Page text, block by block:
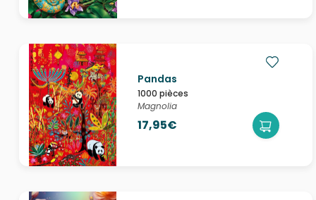
Pandas
1000 pièces
Magnolia
17,95€